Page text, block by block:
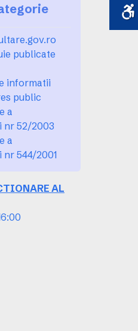
publicate
informatii
public
a
nr 52/2003
a
544/2001
AL